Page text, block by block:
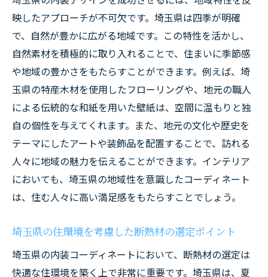
力を引き出す
伝統工芸品を使った内装の魅力
職人技を活かしたカスタムメイドの家具
歴史ある技術が生きるモダンな空間
地元の素材を活用した内装の提案
地域文化を反映したインテリアデザイン
工芸品を取り入れた個性的な空間作り
埼玉県の内装コーディネートで叶える温もりの
ある住まい
木材を使った温かみのあるインテリア
埼玉産の素材で叶える安心感のある住まい
温もりを感じる色使いとテクスチャー
地域特有のデザインで生む心の安らぎ
映したアプローチが不可欠です。埼玉県は四季が明確
で、自然が豊かに広がる地域です。この特性を活かし、
自然素材を積極的に取り入れることで、住まいに季節感
や地域の豊かさをもたらすことができます。例えば、埼
玉県の特産木材を使用したフローリングや、地元の職人
による伝統的な和紙を用いた壁紙は、空間に温もりと独
自の個性を与えてくれます。また、地元の文化や歴史を
テーマにしたアートや装飾品を配置することで、訪れる
人々に地域の魅力を伝えることができます。インテリア
においても、埼玉県の地域性を意識したコーディネート
は、住む人々に高い満足感をもたらすことでしょう。
埼玉県の住環境を考慮した断熱材の選定ポイント
埼玉県の内装コーディネートにおいて、断熱材の選定は
快適な住環境を築く上で非常に重要です。埼玉県は、夏